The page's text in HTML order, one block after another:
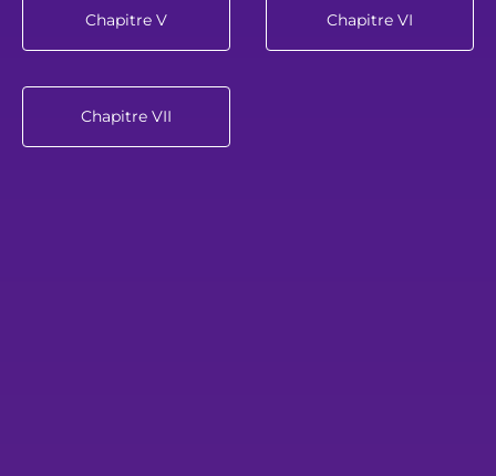
Chapitre V Chapitre VI
Chapitre VII